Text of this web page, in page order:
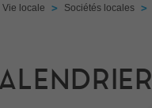
Vie locale > Sociétés locales >